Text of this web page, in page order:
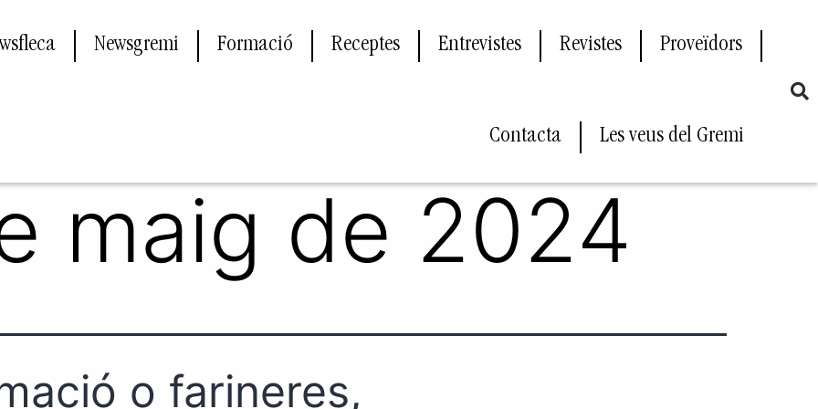
Newsgremi Formació Receptes Entrevistes Revistes Proveïdors
Contacta Les veus del Gremi
maig de 2024
o farineres,